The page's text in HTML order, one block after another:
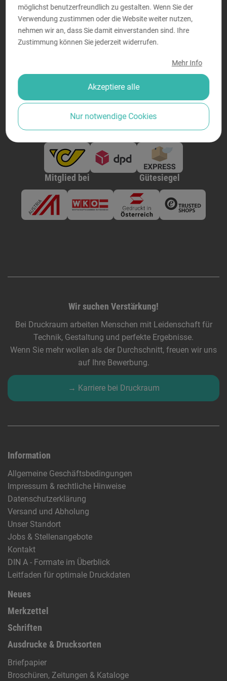
Sicher bezahlen
Zuverlässige Lieferung
Mitglied bei Gütesiegel
Wir suchen Verstärkung!
Bei Druckraum arbeiten Menschen mit Leidenschaft für
Technik, Gestaltung und perfekte Ergebnisse.
Wenn Sie mehr wollen als der Durchschnitt, freuen wir uns
auf Ihre Bewerbung.
→ Karriere bei Druckraum
Information
Allgemeine Geschäftsbedingungen
Impressum & rechtliche Hinweise
Datenschutzerklärung
Versand und Abholung
Unser Standort
Jobs & Stellenangebote
Kontakt
DIN A - Formate im Überblick
Leitfaden für optimale Druckdaten
Neues
Merkzettel
Schriften
Ausdrucke & Drucksorten
Briefpapier
Broschüren, Zeitungen & Kataloge
möglichst benutzerfreundlich zu gestalten. Wenn Sie der
Verwendung zustimmen oder die Website weiter nutzen,
nehmen wir an, dass Sie damit einverstanden sind. Ihre
Zustimmung können Sie jederzeit widerrufen.
Mehr Info
Akzeptiere alle
Nur notwendige Cookies